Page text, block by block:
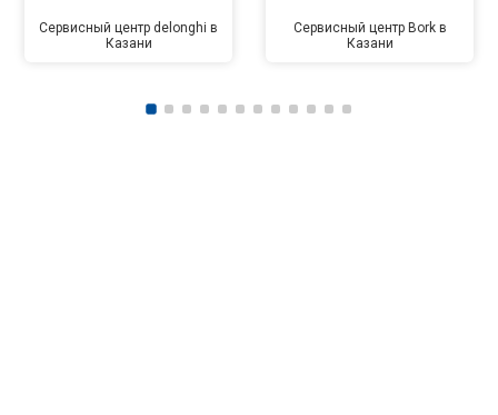
Сервисный центр delonghi в
Казани
Сервисный центр Bork в
Казани